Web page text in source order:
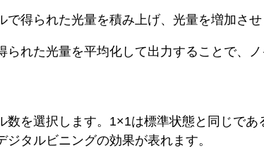
得られた光量を積み上げ、光量を増加させ
られた光量を平均化して出力することで、ノ
数を選択します。1×1は標準状態と同じであ
ジタルビニングの効果が表れます。